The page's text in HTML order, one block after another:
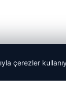
çerezler